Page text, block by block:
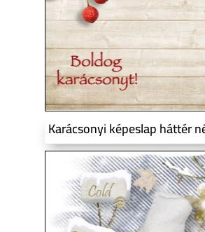
Karácsonyi képeslap háttér